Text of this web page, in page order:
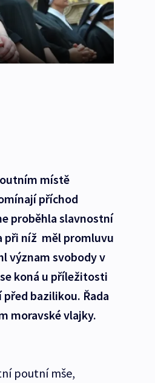
místě
příchod
proběhla slavnostní
při níž měl promluvu
význam svobody v
koná u příležitosti
bazilikou. Řada
moravské vlajky.
poutní mše,